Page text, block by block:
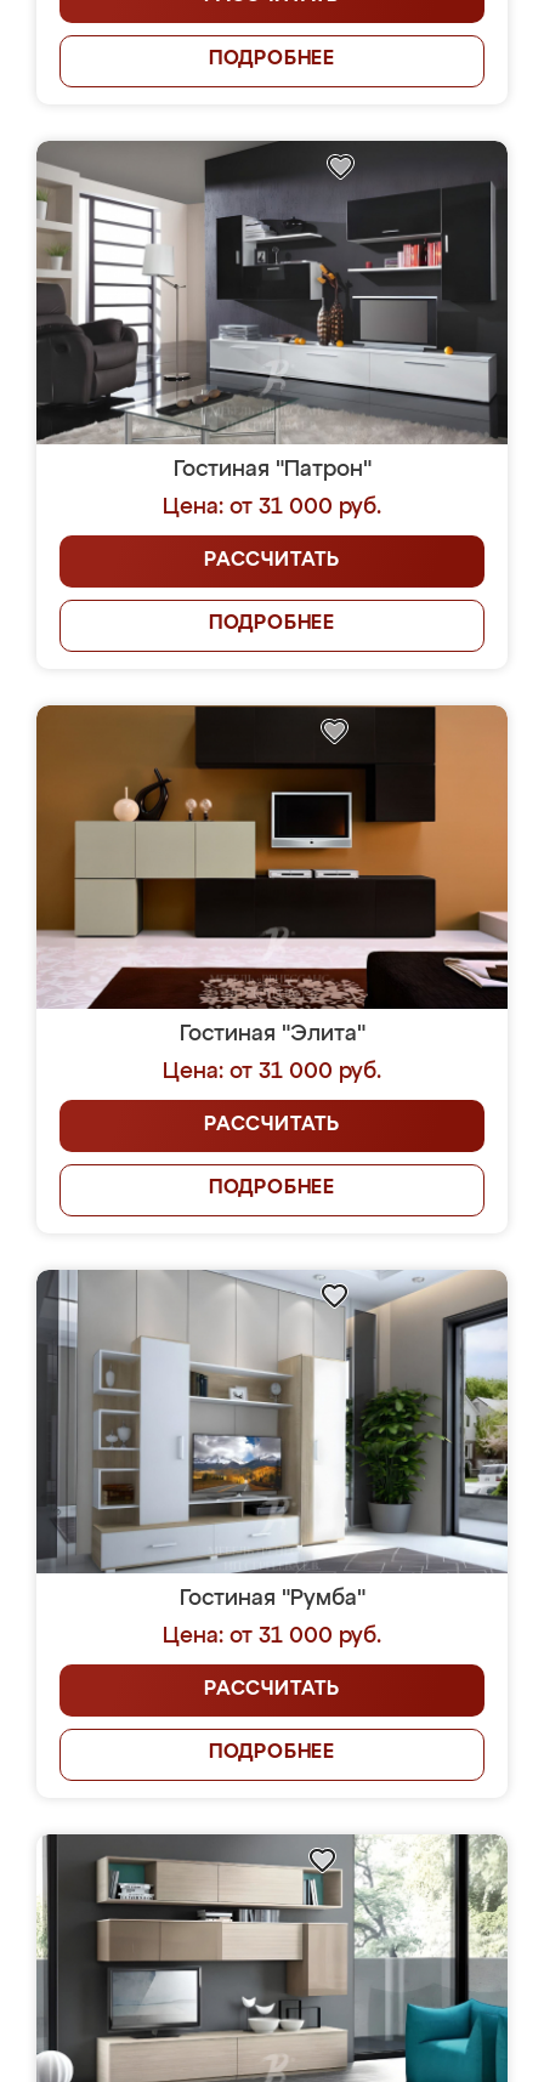
ПОДРОБНЕЕ
Гостиная "Патрон"
Цена: от 31 000 руб.
РАССЧИТАТЬ
ПОДРОБНЕЕ
Гостиная "Элита"
Цена: от 31 000 руб.
РАССЧИТАТЬ
ПОДРОБНЕЕ
Гостиная "Румба"
Цена: от 31 000 руб.
РАССЧИТАТЬ
ПОДРОБНЕЕ